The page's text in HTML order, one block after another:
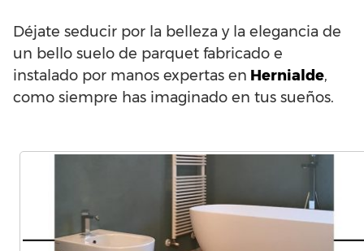
Déjate seducir por la belleza y la elegancia de
un bello suelo de parquet fabricado e
instalado por manos expertas en Hernialde,
como siempre has imaginado en tus sueños.